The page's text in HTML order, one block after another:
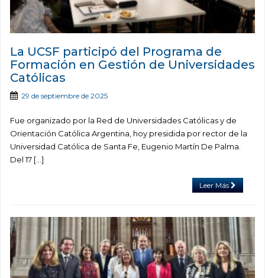
La UCSF participó del Programa de
Formación en Gestión de Universidades
Católicas
29 de septiembre de 2025
Fue organizado por la Red de Universidades Católicas y de
Orientación Católica Argentina, hoy presidida por rector de la
Universidad Católica de Santa Fe, Eugenio Martín De Palma.
Del 17 […]
Leer Más